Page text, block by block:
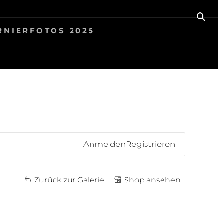
2025
AnmeldenRegistrieren
Zurück zur Galerie Shop ansehen